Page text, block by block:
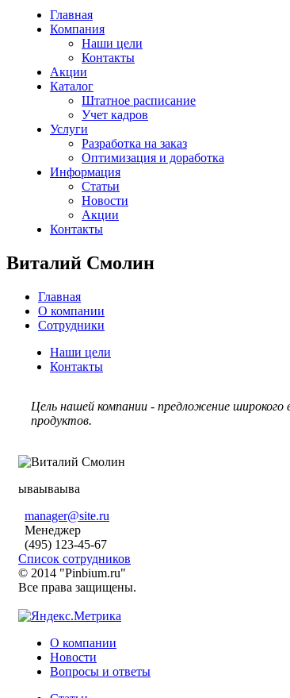
Главная
Компания
Наши цели
Контакты
Акции
Каталог
Штатное расписание
Учет кадров
Услуги
Разработка на заказ
Оптимизация и доработка
Информация
Статьи
Новости
Акции
Контакты
Виталий Смолин
Главная
О компании
Сотрудники
Наши цели
Контакты
Цель нашей компании - предложение
продуктов.
ываываыва
manager@site.ru
Менеджер
(495) 123-45-67
Список сотрудников
© 2014 "Pinbium.ru"
Все права защищены.
О компании
Новости
Вопросы и ответы